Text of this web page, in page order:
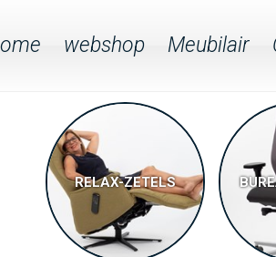
webshop Meubilair
RELAX-ZETELS